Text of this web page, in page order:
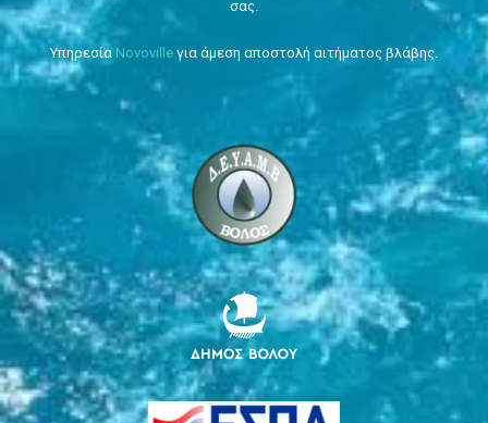
σας.
Υπηρεσία Novoville για άμεση αποστολή αιτήματος βλάβης.